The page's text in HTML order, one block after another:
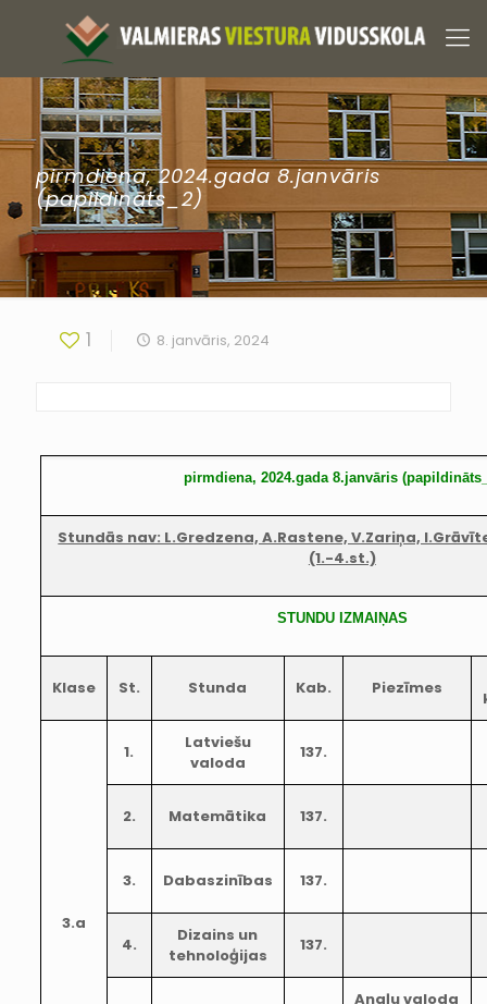
pirmdiena, 2024.gada 8.janvāris
(papildināts_2)
1 8. janvāris, 2024
pirmdiena, 2024.gada 8.janvāris
Stundās nav: L.Gredzena, A.Rastene, V.Zariņa,
(1.-4.st.)
STUNDU IZMAIŅAS
Klase St. Stunda Kab. Piezīmes
3.a
1.
Latviešu
valoda
137.
2. Matemātika 137.
3. Dabaszinības 137.
4.
Dizains un
tehnoloģijas
137.
Angļu valoda